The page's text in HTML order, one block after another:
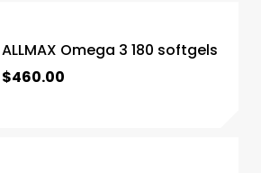
ALLMAX Omega 3 180 softgels
$460.00